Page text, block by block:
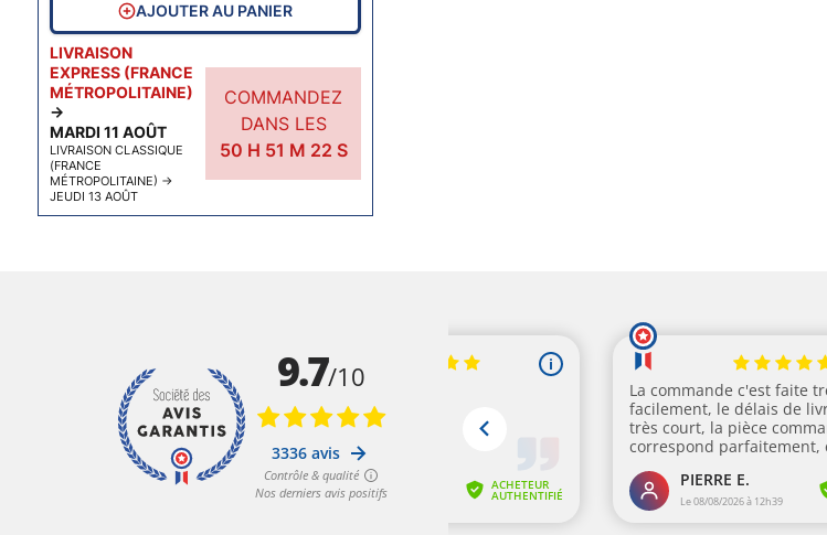
LIVRAISON
EXPRESS (FRANCE
MÉTROPOLITAINE)
→
MARDI 11 AOÛT
LIVRAISON CLASSIQUE
(FRANCE
MÉTROPOLITAINE) →
JEUDI 13 AOÛT
COMMANDEZ
DANS LES
50 H 51 M 21S
AJOUTER AU PANIER